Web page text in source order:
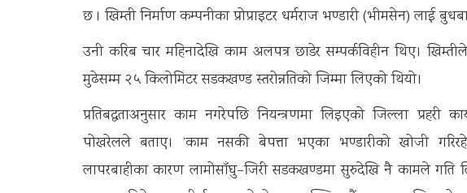
छ । खिम्ती निर्माण कम्पनीका प्रोप्राइटर धर्मराज भण्डारी (भीमसेन) लाई
उनी करिब चार महिनादेखि काम अलपत्र छाडेर सम्पर्कविहीन थिए।
मुढेसम्म २५ किलोमिटर सडकखण्ड स्तरोन्नतिको जिम्मा लिएको थियो।
प्रतिबद्धताअनुसार काम नगरेपछि नियन्त्रणमा लिइएको जिल्ला प्रहरी
पोखरेलले बताए। ‘काम नसकी बेपत्ता भएका भण्डारीको खोजी
लापरबाहीका कारण लामोसाँघु–जिरी सडकखण्डमा सुरुदेखि नै कामले